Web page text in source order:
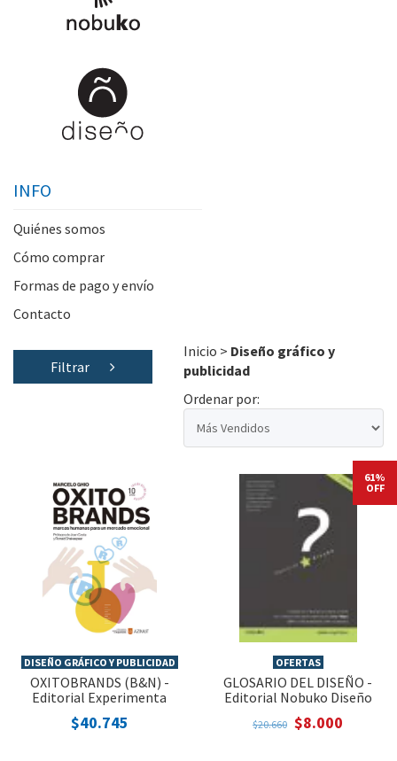
INFO
Quiénes somos
Cómo comprar
Formas de pago y envío
Contacto
Filtrar
Inicio > Diseño gráfico y
publicidad
Ordenar por:
DISEÑO GRÁFICO Y PUBLICIDAD
OXITOBRANDS (B&N) -
Editorial Experimenta
$40.745
61%
OFF
OFERTAS
GLOSARIO DEL DISEÑO -
Editorial Nobuko Diseño
$20.660 $8.000